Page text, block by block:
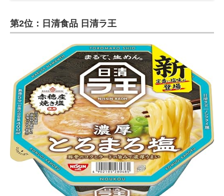
第2位：日清食品 日清ラ王